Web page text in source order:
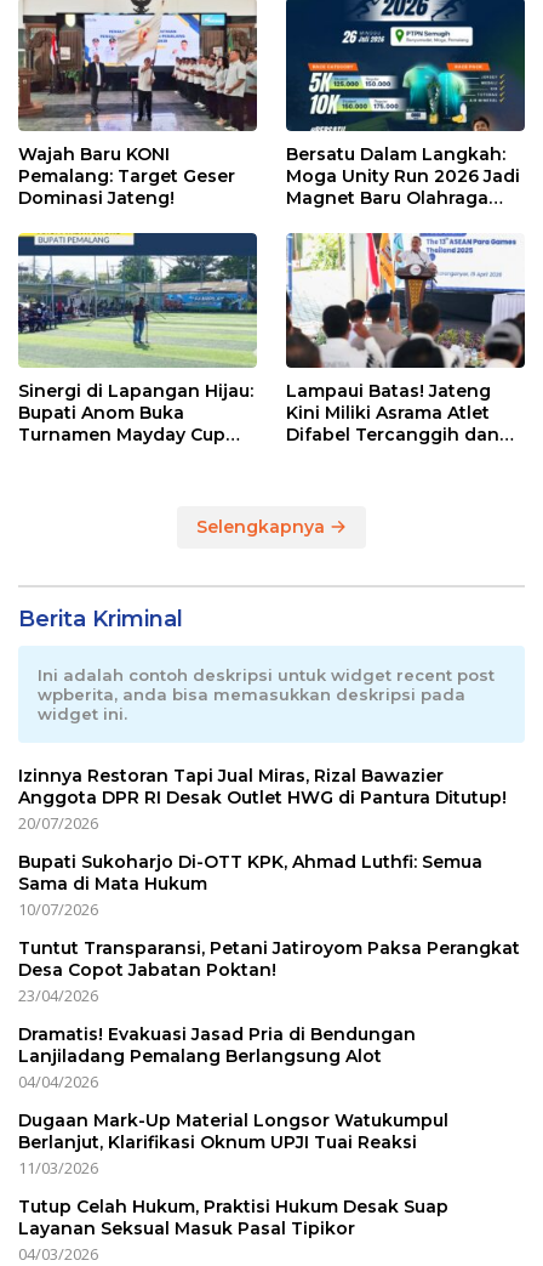
Wajah Baru KONI
Pemalang: Target Geser
Dominasi Jateng!
Bersatu Dalam Langkah:
Moga Unity Run 2026 Jadi
Magnet Baru Olahraga
Sinergi di Lapangan Hijau:
Bupati Anom Buka
Turnamen Mayday Cup
Lampaui Batas! Jateng
Kini Miliki Asrama Atlet
Difabel Tercanggih dan
Selengkapnya
Berita Kriminal
Ini adalah contoh deskripsi untuk widget recent post
wpberita, anda bisa memasukkan deskripsi pada
widget ini.
Izinnya Restoran Tapi Jual Miras, Rizal Bawazier
Anggota DPR RI Desak Outlet HWG di Pantura Ditutup!
20/07/2026
Bupati Sukoharjo Di-OTT KPK, Ahmad Luthfi: Semua
Sama di Mata Hukum
10/07/2026
Tuntut Transparansi, Petani Jatiroyom Paksa Perangkat
Desa Copot Jabatan Poktan!
23/04/2026
Dramatis! Evakuasi Jasad Pria di Bendungan
Lanjiladang Pemalang Berlangsung Alot
04/04/2026
Dugaan Mark-Up Material Longsor Watukumpul
Berlanjut, Klarifikasi Oknum UPJI Tuai Reaksi
11/03/2026
Tutup Celah Hukum, Praktisi Hukum Desak Suap
Layanan Seksual Masuk Pasal Tipikor
04/03/2026